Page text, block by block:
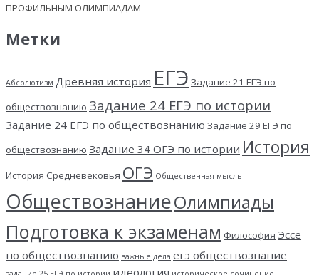
ПРОФИЛЬНЫМ ОЛИМПИАДАМ
Метки
Абсолютизм Древняя история ЕГЭ Задание 21 ЕГЭ по
обществознанию Задание 24 ЕГЭ по истории
Задание 24 ЕГЭ по обществознанию Задание 29 ЕГЭ по
обществознанию Задание 34 ОГЭ по истории История
История Средневековья ОГЭ Общественная мысль
ОбществознаниеОлимпиады
Подготовка к экзаменам Философия Эссе
по обществознанию важные дела егэ обществознание